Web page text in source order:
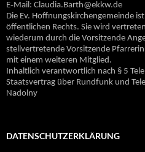
E‐Mail: Claudia.Barth@ekkw.de
Die Ev. Hoffnungskirchengemeinde
öffentlichen Rechts. Sie wird
wiederum durch die Vorsitzende
stellvertretende Vorsitzende
mit einem weiteren Mitglied.
Inhaltlich verantwortlich nach § 5
Staatsvertrag über Rundfunk und
Nadolny
DATENSCHUTZERKLÄRUNG